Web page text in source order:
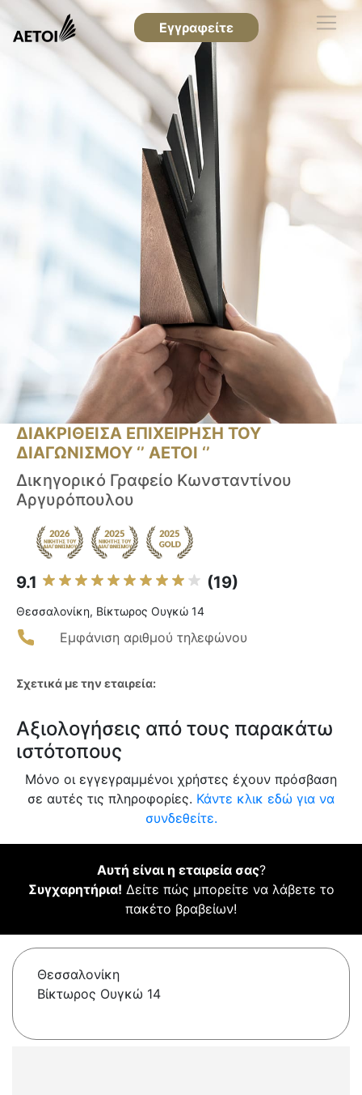
Εγγραφείτε
ΔΙΑΚΡΙΘΕΙΣΑ ΕΠΙΧΕΙΡΗΣΗ ΤΟΥ
ΔΙΑΓΩΝΙΣΜΟΥ ‘’ ΑΕΤΟΙ ‘’
Δικηγορικό Γραφείο Κωνσταντίνου
Αργυρόπουλου
9.1 (19)
Θεσσαλονίκη, Βίκτωρος Ουγκώ 14
Εμφάνιση αριθμού τηλεφώνου
Σχετικά με την εταιρεία:
Αξιολογήσεις από τους παρακάτω
ιστότοπους
Μόνο οι εγγεγραμμένοι χρήστες έχουν πρόσβαση
σε αυτές τις πληροφορίες. Κάντε κλικ εδώ για να
συνδεθείτε.
Αυτή είναι η εταιρεία σας?
Συγχαρητήρια! Δείτε πώς μπορείτε να λάβετε το
πακέτο βραβείων!
Θεσσαλονίκη
Βίκτωρος Ουγκώ 14